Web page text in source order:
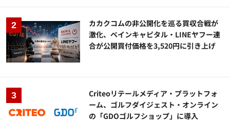
カカクコムの非公開化を巡る買収合戦が
激化、ベインキャピタル・LINEヤフー連
合が公開買付価格を3,520円に引き上げ
Criteoリテールメディア・プラットフォ
ーム、ゴルフダイジェスト・オンライン
の「GDOゴルフショップ」に導入